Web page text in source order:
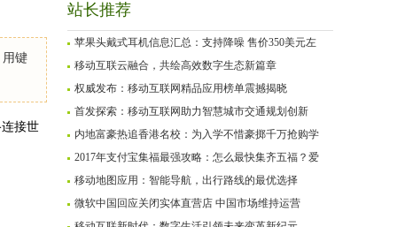
用键
接世
站长推荐
苹果头戴式耳机信息汇总：支持降噪 售价350美元左
移动互联云融合，共绘高效数字生态新篇章
权威发布：移动互联网精品应用榜单震撼揭晓
首发探索：移动互联网助力智慧城市交通规划创新
内地富豪热追香港名校：为入学不惜豪掷千万抢购学
2017年支付宝集福最强攻略：怎么最快集齐五福？爱
移动地图应用：智能导航，出行路线的最优选择
微软中国回应关闭实体直营店 中国市场维持运营